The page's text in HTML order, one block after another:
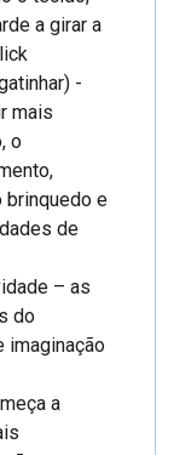
a girar a
-
mais
o
brinquedo e
de
– as
do
imaginação
a